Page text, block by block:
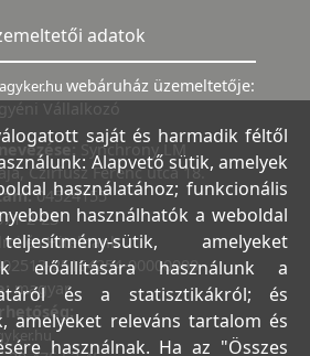
adatok
webáruház üzemeltetője:
Vállalkozó
Synchrony LM
Czirfusz Ferenc utca 18.
04524155
2-23
és Hitelbank
25154254-00000000
magyar
saját és harmadik féltől
Alapvető sütik, amelyek
használatához; funkcionális
használhatók a weboldal
sütik, amelyeket
előállítására használunk a
és a statisztikákról; és
amelyeket releváns tartalom és
használnak. Ha az "Összes